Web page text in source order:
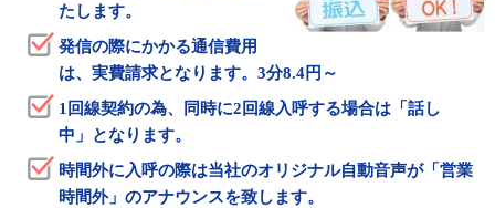
たします。
発信の際にかかる通信費用
は、実費請求となります。3分8.4円～
1回線契約の為、同時に2回線入呼する場合は「話し
中」となります。
時間外に入呼の際は当社のオリジナル自動音声が「営業
時間外」のアナウンスを致します。